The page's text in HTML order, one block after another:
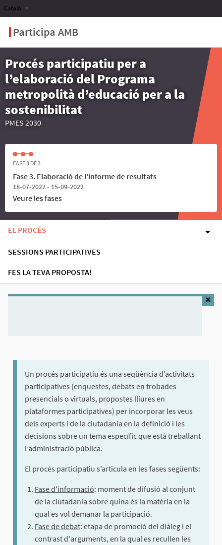
Participa AMB
Català
Procés participatiu per a
l’elaboració del Programa
metropolità d’educació per a la
sostenibilitat
PMES 2030
FASE 3 DE 3
Fase 3. Elaboració de l’informe de resultats
18-07-2022 - 15-09-2022
Veure les fases
EL PROCÉS
SESSIONS PARTICIPATIVES
FES LA TEVA PROPOSTA!
Un procés participatiu és una seqüència d’activitats
participatives (enquestes, debats en trobades
presencials o virtuals, propostes lliures en
plataformes participatives) per incorporar les veus
dels experts i de la ciutadania en la definició i les
decisions sobre un tema específic que està treballant
l’administració pública.
El procés participatiu s’articula en les fases següents:
Fase d'informació: moment de difusió al conjunt
de la ciutadania sobre quina és la matèria en la
qual es vol demanar la participació.
Fase de debat: etapa de promoció del diàleg i el
contrast d'arguments, en la qual es recullen les